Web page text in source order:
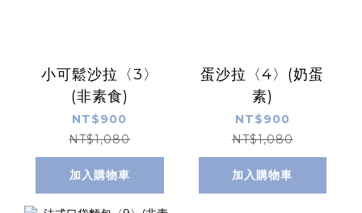
小可鬆沙拉〈3〉
(非素食)
NT$900
NT$1,080
加入購物車
蛋沙拉〈4〉(奶蛋
素)
NT$900
NT$1,080
加入購物車